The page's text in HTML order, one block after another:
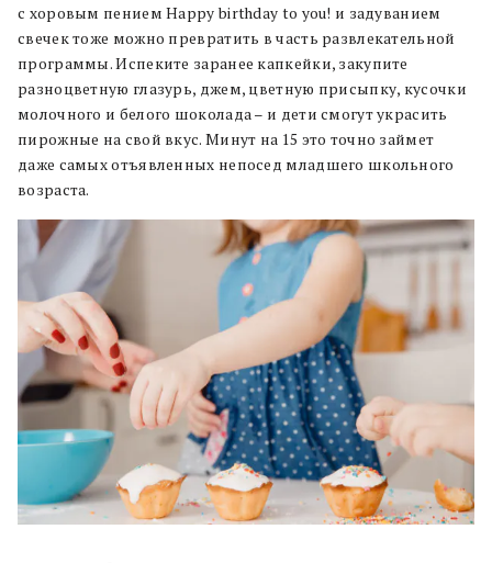
с хоровым пением Happy birthday to you! и задуванием
свечек тоже можно превратить в часть развлекательной
программы. Испеките заранее капкейки, закупите
разноцветную глазурь, джем, цветную присыпку, кусочки
молочного и белого шоколада – и дети смогут украсить
пирожные на свой вкус. Минут на 15 это точно займет
даже самых отъявленных непосед младшего школьного
возраста.